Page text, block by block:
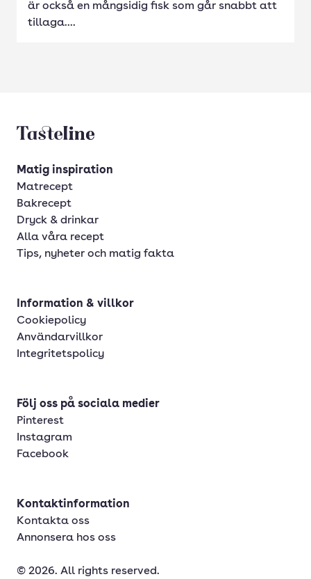
är också en mångsidig fisk som går snabbt att
tillaga....
Tasteline startsida
Matig inspiration
Matrecept
Bakrecept
Dryck & drinkar
Alla våra recept
Tips, nyheter och matig fakta
Information & villkor
Cookiepolicy
Användarvillkor
Integritetspolicy
Följ oss på sociala medier
Pinterest
Instagram
Facebook
Kontaktinformation
Kontakta oss
Annonsera hos oss
© 2026. All rights reserved.